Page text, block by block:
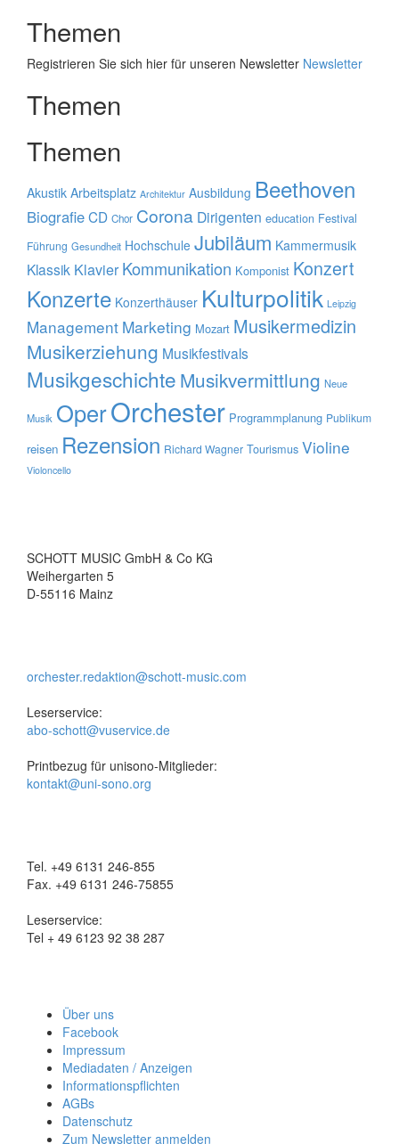
Themen
Registrieren Sie sich hier für unseren Newsletter Newsletter
Themen
Themen
Akustik Arbeitsplatz Architektur Ausbildung Beethoven
BiografieCD Chor Corona Dirigenten education Festival
Führung Gesundheit Hochschule Jubiläum Kammermusik
Klassik Klavier Kommunikation Komponist Konzert
Konzerte Konzerthäuser Kulturpolitik Leipzig
Management Marketing Mozart Musikermedizin
Musikerziehung Musikfestivals
Musikgeschichte Musikvermittlung Neue
Musik OperOrchester Programmplanung Publikum
reisen Rezension Richard Wagner Tourismus Violine
Violoncello
SCHOTT MUSIC GmbH & Co KG
Weihergarten 5
D-55116 Mainz
orchester.redaktion@schott-music.com
Leserservice:
abo-schott@vuservice.de
Printbezug für unisono-Mitglieder:
kontakt@uni-sono.org
Tel. +49 6131 246-855
Fax. +49 6131 246-75855
Leserservice:
Tel + 49 6123 92 38 287
Über uns
Facebook
Impressum
Mediadaten / Anzeigen
Informationspflichten
AGBs
Datenschutz
Zum Newsletter anmelden